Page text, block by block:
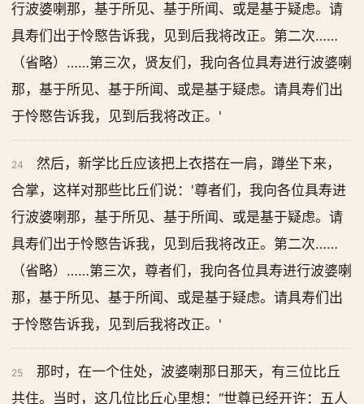
行波婆喇那，基于所见、基于所闻、或是基于疑虑。请
具寿们出于怜愍告诉我，见到后我将改正。第二次……
（省略）……第三次，贤友们，我向各位具寿进行波婆喇
那，基于所见、基于所闻、或是基于疑虑。请具寿们出
于怜愍告诉我，见到后我将改正。'
24
然后，新学比丘应该把上衣搭在一肩，蹲坐下来，
合掌，这样对那些比丘们说：'尊者们，我向各位具寿进
行波婆喇那，基于所见、基于所闻、或是基于疑虑。请
具寿们出于怜愍告诉我，见到后我将改正。第二次……
（省略）……第三次，尊者们，我向各位具寿进行波婆喇
那，基于所见、基于所闻、或是基于疑虑。请具寿们出
于怜愍告诉我，见到后我将改正。'
25
那时，在一个住处，波婆喇那日那天，有三位比丘
共住。当时，这几位比丘心里想：“世尊已经开许：五人